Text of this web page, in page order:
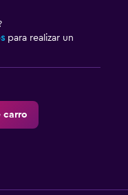
para realizar un
carro